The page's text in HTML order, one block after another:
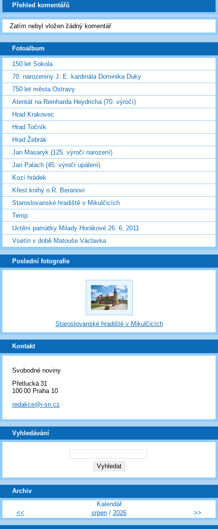
Přehled komentářů
Zatím nebyl vložen žádný komentář
Fotoalbum
150 let Sokola
70. narozeniny J. E. kardinála Dominika Duky
750 let města Ostravy
Atentát na Reinharda Heydricha (70. výročí)
Hrad Krakovec
Hrad Točník
Hrad Žebrák
Jan Masaryk (125. výročí narození)
Jan Palach (45. výročí upálení)
Kozí hrádek
Křest knihy o R. Beranovi
Staroslovanské hradiště v Mikulčicích
Temp
Uctění památky Milady Horákové 26. 6. 2011
Vsetín v době Matouše Václavka
Poslední fotografie
Staroslovanské hradiště v Mikulčicích
Kontakt
Svobodné noviny
Přetlucká 31
100 00 Praha 10
redakce@i-sn.cz
Vyhledávání
Archiv
Kalendář
<<
srpen/ 2026 >>